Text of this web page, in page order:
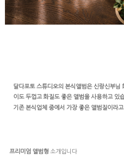
달다포토 스튜디오의 본식앨범은 신랑신부님
이도 두껍고 화질도 좋은 앨범을 사용하고 있
기존 본식업체 중에서 가장 좋은 앨범질이라
프리미엄 앨범형 소개입니다